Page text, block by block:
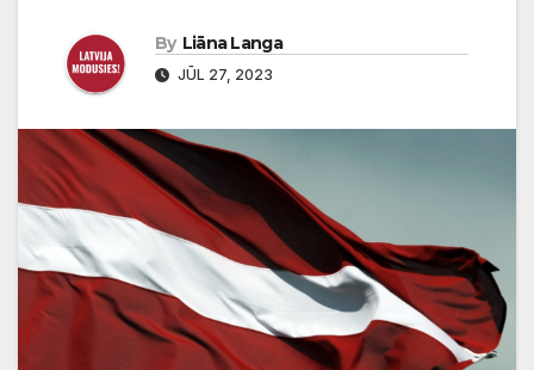
By Liāna Langa
JŪL 27, 2023